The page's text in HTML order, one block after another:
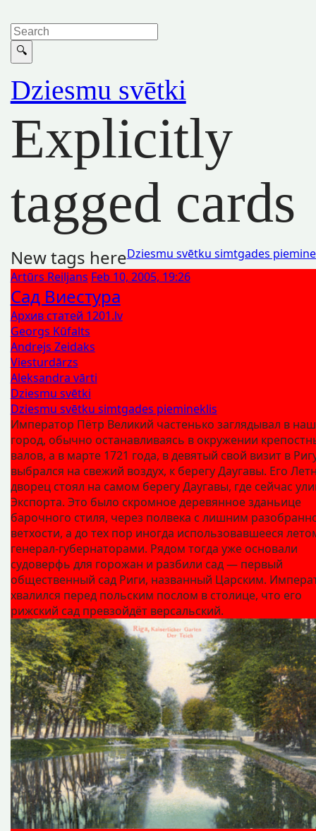
Dziesmu svētki
Explicitly
tagged cards
New tags hereDziesmu svētku simtgades
Artūrs Reiljans Feb 10, 2005, 19:26
Сад Виестура
Архив статей 1201.lv
Georgs Kūfalts
Andrejs Zeidaks
Viesturdārzs
Aleksandra vārti
Dziesmu svētki
Dziesmu svētku simtgades piemineklis
Император Пётр Великий частенько заглядывал в наш
город, обычно останавливаясь в окружении
валов, а в марте 1721 года, в девятый свой визит в
выбрался на свежий воздух, к берегу Даугавы. Его
дворец стоял на самом берегу Даугавы, где сейчас
Экспорта. Это было скромное деревянное зданьице
барочного стиля, через полвека с лишним
ветхости, а до тех пор иногда использовавшееся
генерал-губернаторами. Рядом тогда уже основали
судоверфь для горожан и разбили сад — первый
общественный сад Риги, названный Царским.
хвалился перед польским послом в столице, что его
рижский сад превзойдёт версальский.